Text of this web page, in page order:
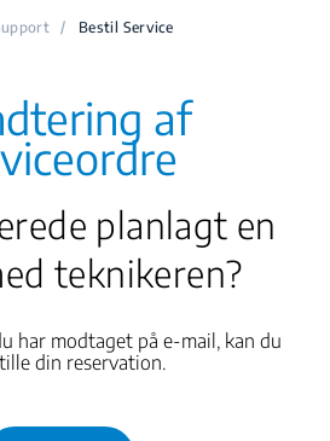
/ Bestil Service
af
planlagt en
teknikeren?
har modtaget på e-mail, kan du
din reservation.